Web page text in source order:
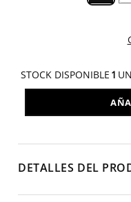
STOCK DISPONIBLE 1
DETALLES DEL